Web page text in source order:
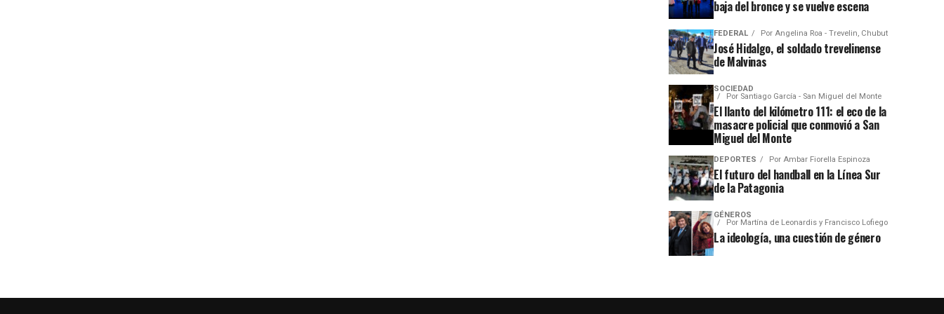
baja del bronce y se vuelve escena
FEDERAL Por Angelina Roa - Trevelin, Chubut
José Hidalgo, el soldado trevelinense
de Malvinas
SOCIEDAD
Por Santiago García - San Miguel del Monte
El llanto del kilómetro 111: el eco de la
masacre policial que conmovió a San
Miguel del Monte
DEPORTES Por Ambar Fiorella Espinoza
El futuro del handball en la Línea Sur
de la Patagonia
GÉNEROS
Por Martína de Leonardis y Francisco Lofiego
La ideología, una cuestión de género